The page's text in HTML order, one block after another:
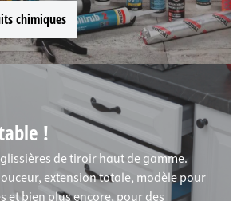
chimiques
!
de tiroir haut de gamme.
extension totale, modèle pour
et bien plus encore, pour des